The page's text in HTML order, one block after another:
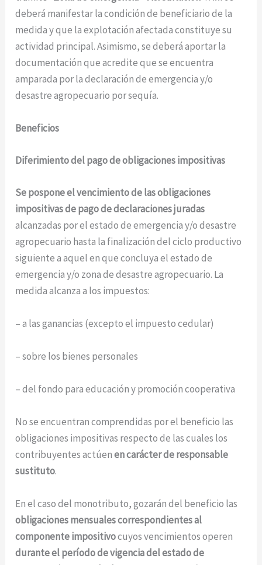
deberá manifestar la condición de beneficiario de la
medida y que la explotación afectada constituye su
actividad principal. Asimismo, se deberá aportar la
documentación que acredite que se encuentra
amparada por la declaración de emergencia y/o
desastre agropecuario por sequía.
Beneficios
Diferimiento del pago de obligaciones impositivas
Se pospone el vencimiento de las obligaciones
impositivas de pago de declaraciones juradas
alcanzadas por el estado de emergencia y/o desastre
agropecuario hasta la finalización del ciclo productivo
siguiente a aquel en que concluya el estado de
emergencia y/o zona de desastre agropecuario. La
medida alcanza a los impuestos:
– a las ganancias (excepto el impuesto cedular)
– sobre los bienes personales
– del fondo para educación y promoción cooperativa
No se encuentran comprendidas por el beneficio las
obligaciones impositivas respecto de las cuales los
contribuyentes actúenen carácter de responsable
sustituto.
En el caso del monotributo, gozarán del beneficio las
obligaciones mensuales correspondientes al
componente impositivocuyos vencimientos operen
durante el período de vigencia del estado de